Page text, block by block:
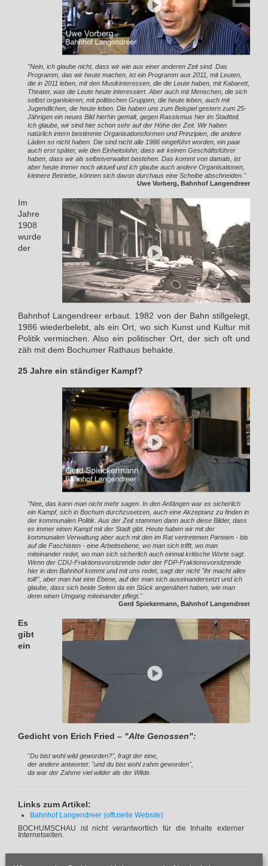
"Nein, ich glaube nicht, dass wir wie aus einer anderen Zeit sind. Das
Programm, das wir heute machen, ist ein Programm aus 2011, mit Leuten,
die in 2011 leben, mit den Musikinteressen, die die Leute haben, mit Kabarett,
Theater, was die Leute heute interessiert. Aber auch mit Menschen, die sich
selbst organisieren, mit politischen Gruppen, die heute leben, auch mit
Jugendlichen, die heute leben. Die haben uns zum Beispiel gestern zum 25-
Jährigen ein neues Bild hierhin gemalt, gegen Rassismus hier im Stadtteil.
Ich glaube, wir sind hier schon sehr auf der Höhe der Zeit. Wir haben
natürlich intern bestimmte Organisationsformen und Prinzipien, die andere
Läden so nicht haben. Die sind nicht alle 1986 eingeführt worden, ein paar
auch erst später, wie den Einheitslohn; dass wir keinen Geschäftsführer
haben, dass wir als selbstverwaltet bestehen. Das kommt von damals, ist
aber heute immer noch aktuell und ich glaube auch andere Organisationen,
kleinere Betriebe, können sich davon durchaus eine Scheibe abschneiden."
Uwe Vorberg, Bahnhof Langendreer
Im
Jahre
1908
wurde
der
Bahnhof Langendreer erbaut. 1982 von der Bahn stillgelegt,
1986 wiederbelebt, als ein Ort, wo sich Kunst und Kultur mit
Politik vermischen. Also ein politischer Ort, der sich oft und
zäh mit dem Bochumer Rathaus behakte.
25 Jahre ein ständiger Kampf?
"Nee, das kann man nicht mehr sagen. In den Anfängen war es sicherlich
ein Kampf, sich in Bochum durchzusetzen, auch eine Akzeptanz zu finden in
der kommunalen Politik. Aus der Zeit stammen dann auch diese Bilder, dass
es immer einen Kampf mit der Stadt gibt. Heute haben wir mit der
kommunalen Verwaltung aber auch mit den im Rat vertretenen Parteien - bis
auf die Faschisten - eine Arbeitsebene, wo man sich trifft, wo man
miteinander redet, wo man sich sicherlich auch einmal kritische Worte sagt.
Wenn der CDU-Fraktionsvorsitzende oder der FDP-Fraktionsvorsitzende
hier in den Bahnhof kommt und mit uns redet, sagt der nicht "ihr macht alles
toll!", aber man hat eine Ebene, auf der man sich auseinandersetzt und ich
glaube, dass sich beide Seiten da ein Stück angenähert haben, wie man
denn einen Umgang miteinander pflegt."
Gerd Spiekermann, Bahnhof Langendreer
Es
gibt
ein
Gedicht von Erich Fried – "Alte Genossen":
"Du bist wohl wild geworden?", fragt der eine,
der andere antwortet: "und du bist wohl zahm geworden",
da war der Zahme viel wilder als der Wilde.
Links zum Artikel:
Bahnhof Langendreer (offizielle Website)
BOCHUMSCHAU ist nicht verantwortlich für die Inhalte externer
Internetseiten.